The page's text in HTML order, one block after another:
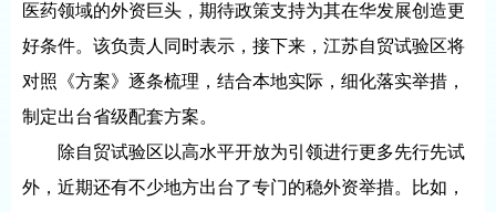
医药领域的外资巨头，期待政策支持为其在华发展创造更
好条件。该负责人同时表示，接下来，江苏自贸试验区将
对照《方案》逐条梳理，结合本地实际，细化落实举措，
制定出台省级配套方案。
除自贸试验区以高水平开放为引领进行更多先行先试
外，近期还有不少地方出台了专门的稳外资举措。比如，